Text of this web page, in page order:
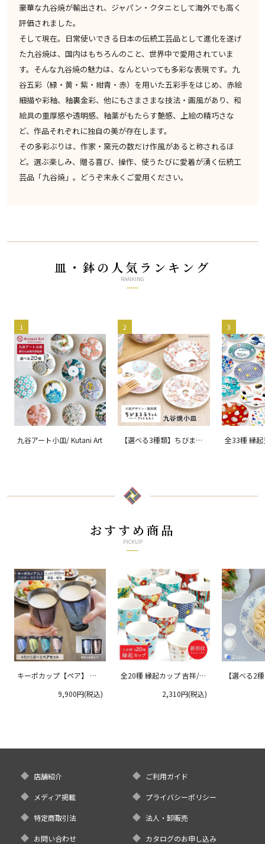
豪華な九谷焼が輸出され、ジャパン・クタニとして海外でも高く
評価されました。
そして現在。日常使いできる日本の伝統工芸品として進化を遂げ
た九谷焼は、国内はもちろんのこと、世界中で愛用されていま
す。そんな九谷焼の魅力は、なんといっても多彩な表現です。九
谷五彩（緑・黄・紫・紺青・赤）を用いた五彩手をはじめ、赤絵
細描や彩釉、釉裏金彩、他にもさまさまな技法・画風があり、和
絵具の重厚感や透明感、釉薬がもたらす艶感、上絵の精巧さな
ど、作品それぞれに独自の美が存在します。
その多彩ぶりは、作家・窯元の数だけ作風があると称されるほ
ど。選ぶ楽しみ、贈る喜び、操作、使うたびに愛着が湧く伝統工
芸品「九谷焼」。どうぞ末永くご愛用ください。
皿・鉢の人気ランキング
RANKING
1
九谷アート小皿/ Kutani Art
2
【選べる3種類】ちびまる
3
全33種 縁
おすすめ商品
PICKUP
キーポカップ【ペア】 ラ
9,900円(税込)
全20種 縁起カップ 吉祥/青
2,310円(税込)
【選べる2
店舗紹介 ご利用ガイド
メディア掲載 プライバシーポリシー
特定商取引法 法人・卸販売
お問い合わせ カタログのお申し込み